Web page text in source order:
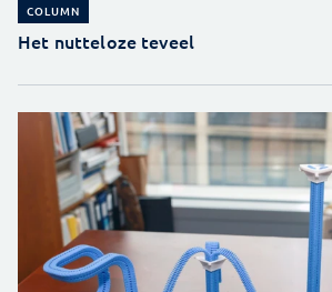
COLUMN
Het nutteloze teveel